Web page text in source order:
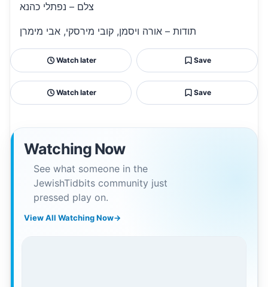
צלם – נפתלי כהנא
תודות – אורה ויסמן, קובי מירסקי, אבי מימרן
Watch later Save
Watch later Save
Watching Now
See what someone in the
JewishTidbits community just
pressed play on.
View All Watching Now→